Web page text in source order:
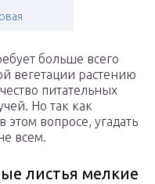
больше всего
вегетации растению
питательных
Но так как
вопросе, угадать
всем.
листья мелкие